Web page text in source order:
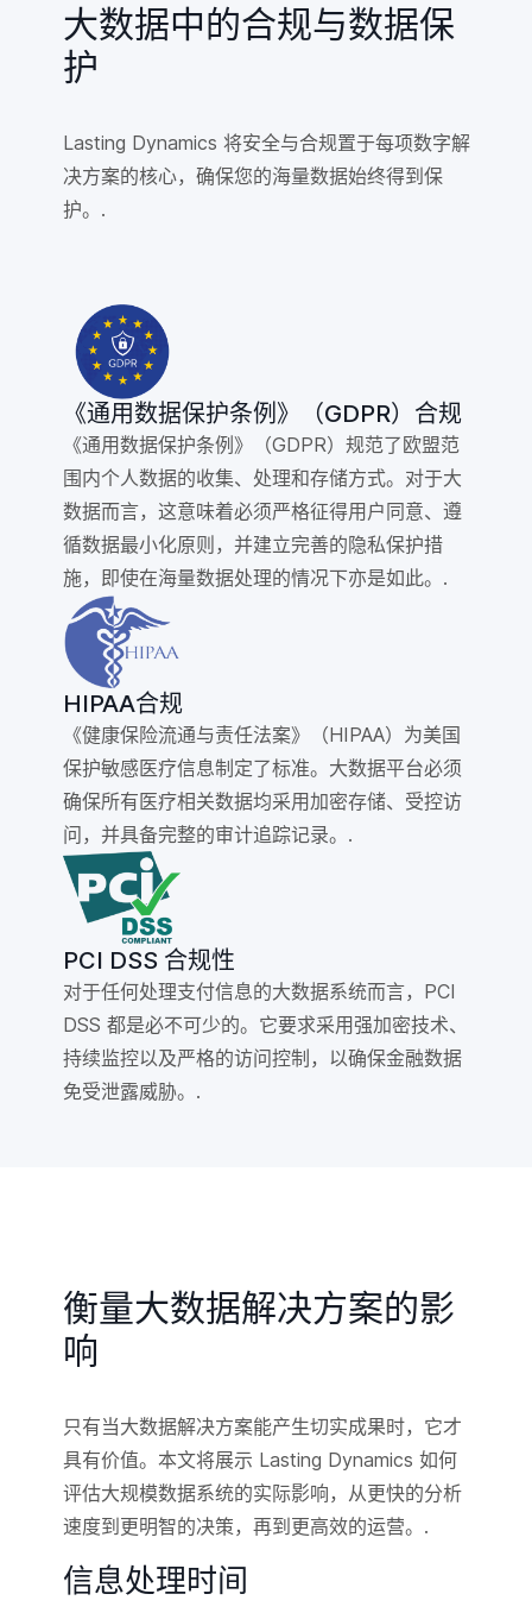
大数据中的合规与数据保
护
Lasting Dynamics 将安全与合规置于每项数字解
决方案的核心，确保您的海量数据始终得到保
护。.
《通用数据保护条例》（GDPR）合规
《通用数据保护条例》（GDPR）规范了欧盟范
围内个人数据的收集、处理和存储方式。对于大
数据而言，这意味着必须严格征得用户同意、遵
循数据最小化原则，并建立完善的隐私保护措
施，即使在海量数据处理的情况下亦是如此。.
HIPAA合规
《健康保险流通与责任法案》（HIPAA）为美国
保护敏感医疗信息制定了标准。大数据平台必须
确保所有医疗相关数据均采用加密存储、受控访
问，并具备完整的审计追踪记录。.
PCI DSS 合规性
对于任何处理支付信息的大数据系统而言，PCI
DSS 都是必不可少的。它要求采用强加密技术、
持续监控以及严格的访问控制，以确保金融数据
免受泄露威胁。.
衡量大数据解决方案的影
响
只有当大数据解决方案能产生切实成果时，它才
具有价值。本文将展示 Lasting Dynamics 如何
评估大规模数据系统的实际影响，从更快的分析
速度到更明智的决策，再到更高效的运营。.
信息处理时间